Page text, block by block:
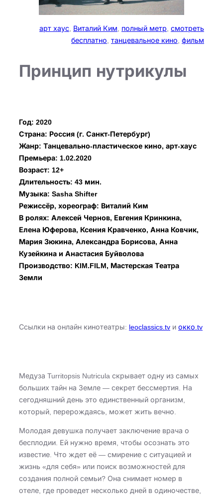
арт хаус Виталий Ким полный метр смотреть
бесплатно танцевальное кино фильм
Принцип нутрикулы​
Год: 2020
Страна: Россия (г. Санкт-Петербург)
Жанр: Танцевально-пластическое кино, арт-хаус
Премьера: 1.02.2020
Возраст: 12+
Длительность: 43 мин.
Музыка: Sasha Shifter
Режиссёр, хореограф: Виталий Ким
В ролях: Алексей Чернов, Евгения Кринкина,
Елена Юферова, Ксения Кравченко, Анна Ковчик,
Мария Зюкина, Александра Борисова, Анна
Кузейкина и Анастасия Буйволова
Производство: KIM.FILM, Мастерская Театра
Земли
Ссылки на онлайн кинотеатры: leoclassics.tv и окко.tv
Медуза Turritopsis Nutricula скрывает одну из самых
больших тайн на Земле — секрет бессмертия. На
сегодняшний день это единственный организм,
который, перерождаясь, может жить вечно.
Молодая девушка получает заключение врача о
бесплодии. Ей нужно время, чтобы осознать это
известие. Что ждет её — смирение с ситуацией и
жизнь «для себя» или поиск возможностей для
создания полной семьи? Она снимает номер в
отеле, где проведет несколько дней в одиночестве,